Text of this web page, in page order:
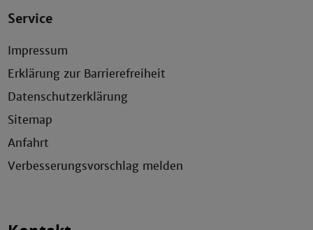
Service
Impressum
Erklärung zur Barrierefreiheit
Datenschutzerklärung
Sitemap
Anfahrt
Verbesserungsvorschlag melden